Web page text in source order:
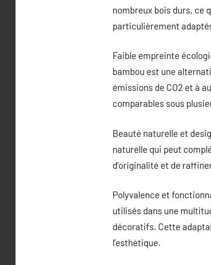
nombreux bois durs, ce
particulièrement
Faible empreinte
bambou est une
émissions de CO2 et à
comparables sous
Beauté naturelle et
naturelle qui peut
d’originalité et de
Polyvalence et
utilisés dans une
décoratifs. Cette
l’esthétique.